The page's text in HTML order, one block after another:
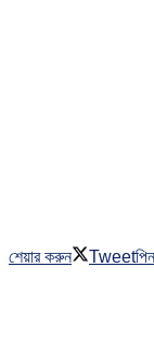
শেয়ার করুন Tweet